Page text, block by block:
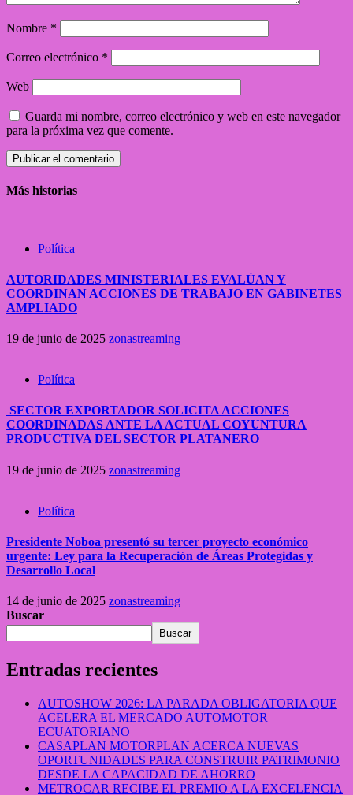
Nombre *
Correo electrónico *
Web
Guarda mi nombre, correo electrónico y web en este navegador
para la próxima vez que comente.
Más historias
Política
AUTORIDADES MINISTERIALES EVALÚAN Y
COORDINAN ACCIONES DE TRABAJO EN GABINETES
AMPLIADO
19 de junio de 2025 zonastreaming
Política
SECTOR EXPORTADOR SOLICITA ACCIONES
COORDINADAS ANTE LA ACTUAL COYUNTURA
PRODUCTIVA DEL SECTOR PLATANERO
19 de junio de 2025 zonastreaming
Política
Presidente Noboa presentó su tercer proyecto económico
urgente: Ley para la Recuperación de Áreas Protegidas y
Desarrollo Local
14 de junio de 2025 zonastreaming
Buscar
Buscar
Entradas recientes
AUTOSHOW 2026: LA PARADA OBLIGATORIA QUE
ACELERA EL MERCADO AUTOMOTOR
ECUATORIANO
CASAPLAN MOTORPLAN ACERCA NUEVAS
OPORTUNIDADES PARA CONSTRUIR PATRIMONIO
DESDE LA CAPACIDAD DE AHORRO
METROCAR RECIBE EL PREMIO A LA EXCELENCIA